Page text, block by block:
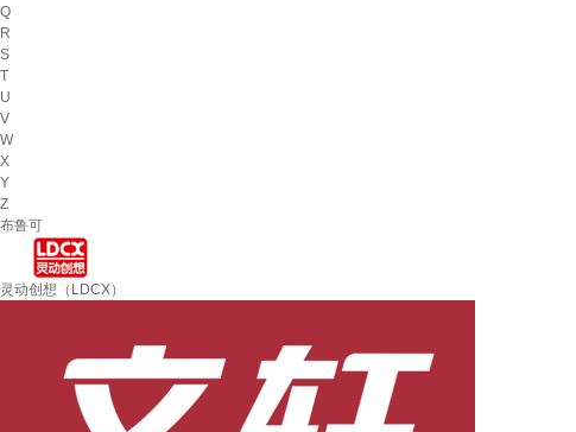
Q
R
S
T
U
V
W
X
Y
Z
布鲁可
灵动创想（LDCX）